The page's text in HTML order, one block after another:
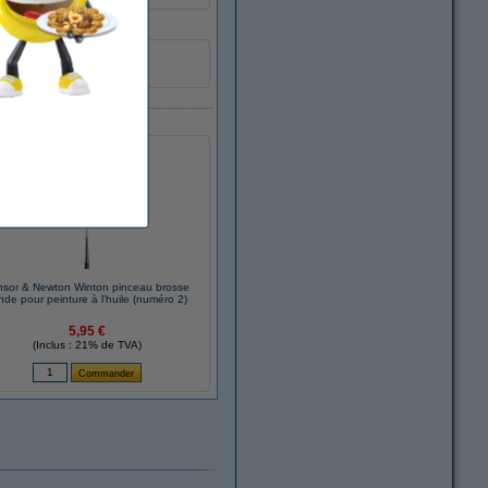
& Newton Winton pinceau brosse
pour peinture à l'huile (numéro 2)
5,95 €
(Inclus : 21% de TVA)